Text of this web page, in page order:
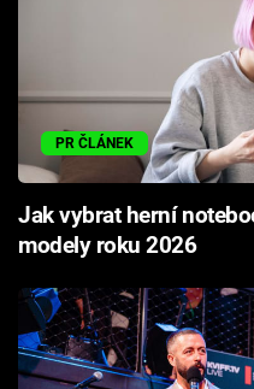
PR ČLÁNEK
Jak vybrat herní
modely roku 2026